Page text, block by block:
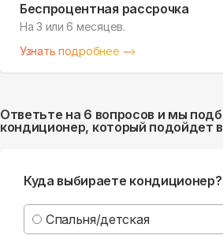
Беспроцентная рассрочка
На 3 или 6 месяцев.
Узнать подробнее
Ответьте на 6 вопросов и мы
кондиционер, который подойдет
Куда выбираете кондиционер?
Спальня/детская